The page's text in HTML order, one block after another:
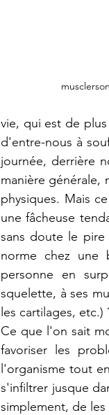
vie, qui est de
d'entre-nous à
journée, derrière
manière générale,
physiques. Mais
une fâcheuse
sans doute le
norme chez une
personne en
squelette, à ses
les cartilages, etc.)
Ce que l'on sait
favoriser les
l'organisme tout
s'infiltrer jusque
simplement, de